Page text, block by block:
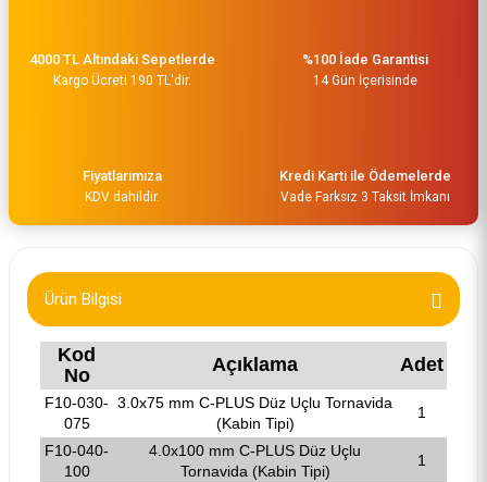
4000 TL Altındaki Sepetlerde
Kargo Ücreti 190 TL'dir.
%100 İade Garantisi
14 Gün İçerisinde
Fiyatlarımıza
KDV dahildir.
Kredi Karti ile Ödemelerde
Vade Farksız 3 Taksit İmkanı
Ürün Bilgisi
Kod
No
Açıklama Adet
F10-030-
075
3.0x75 mm C-PLUS Düz Uçlu Tornavida
(Kabin Tipi)
1
F10-040-
100
4.0x100 mm C-PLUS Düz Uçlu
Tornavida (Kabin Tipi)
1